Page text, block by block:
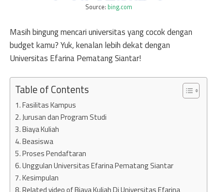
Source: bing.com
Masih bingung mencari universitas yang cocok dengan
budget kamu? Yuk, kenalan lebih dekat dengan
Universitas Efarina Pematang Siantar!
Table of Contents
Fasilitas Kampus
Jurusan dan Program Studi
Biaya Kuliah
Beasiswa
Proses Pendaftaran
Unggulan Universitas Efarina Pematang Siantar
Kesimpulan